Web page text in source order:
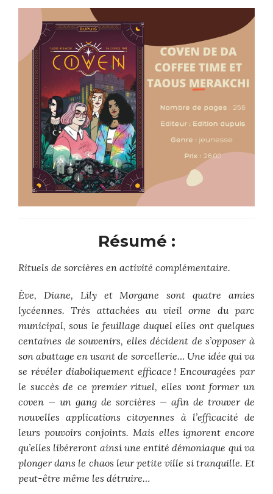
Résumé :
Rituels de sorcières en activité complémentaire.
Ève, Diane, Lily et Morgane sont quatre amies
lycéennes. Très attachées au vieil orme du parc
municipal, sous le feuillage duquel elles ont quelques
centaines de souvenirs, elles décident de s’opposer à
son abattage en usant de sorcellerie… Une idée qui va
se révéler diaboliquement efficace ! Encouragées par
le succès de ce premier rituel, elles vont former un
coven — un gang de sorcières — afin de trouver de
nouvelles applications citoyennes à l’efficacité de
leurs pouvoirs conjoints. Mais elles ignorent encore
qu’elles libéreront ainsi une entité démoniaque qui va
plonger dans le chaos leur petite ville si tranquille. Et
peut-être même les détruire…